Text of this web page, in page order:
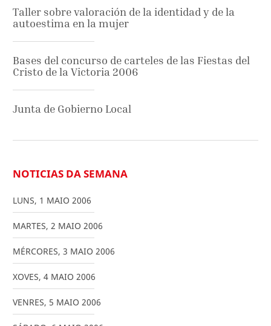
Taller sobre valoración de la identidad y de la
autoestima en la mujer
Bases del concurso de carteles de las Fiestas del
Cristo de la Victoria 2006
Junta de Gobierno Local
NOTICIAS DA SEMANA
LUNS, 1 MAIO 2006
MARTES, 2 MAIO 2006
MÉRCORES, 3 MAIO 2006
XOVES, 4 MAIO 2006
VENRES, 5 MAIO 2006